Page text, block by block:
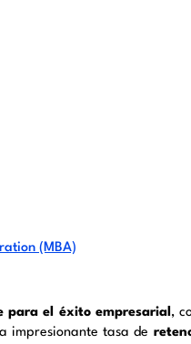
(MBA)
para el éxito empresarial ,
impresionante tasa de